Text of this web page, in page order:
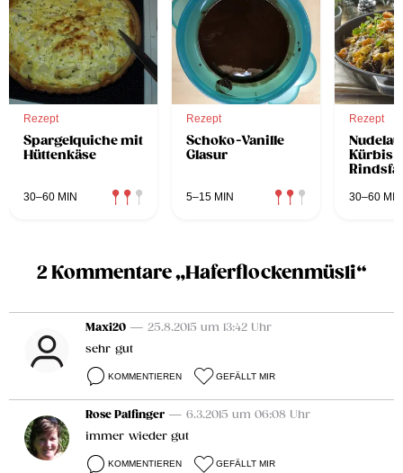
Rezept
Spargelquiche mit
Hüttenkäse
30–60 MIN
Rezept
Schoko-Vanille
Glasur
5–15 MIN
Rezept
Kürbis
30–60 MIN
2 Kommentare „Haferflockenmüsli“
Maxi20 — 25.8.2015 um 13:42 Uhr
sehr gut
KOMMENTIEREN GEFÄLLT MIR
Rose Palfinger — 6.3.2015 um 06:08 Uhr
immer wieder gut
KOMMENTIEREN GEFÄLLT MIR